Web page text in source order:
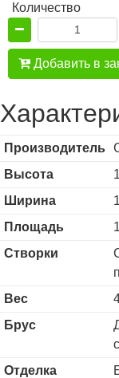
Количество
Добавить в
Производитель
Высота
Ширина
Площадь
Створки
Вес
Брус
Отделка